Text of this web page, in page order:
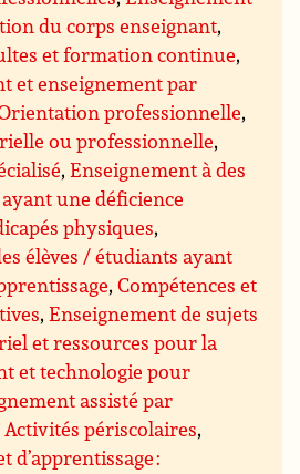
du corps enseignant,
et formation continue,
et enseignement par
professionnelle,
ou professionnelle,
,Enseignement à des
une déficience
physiques,
élèves / étudiants ayant
,Compétences et
,Enseignement de sujets
et ressources pour la
et technologie pour
assisté par
Activités périscolaires,
d’apprentissage :